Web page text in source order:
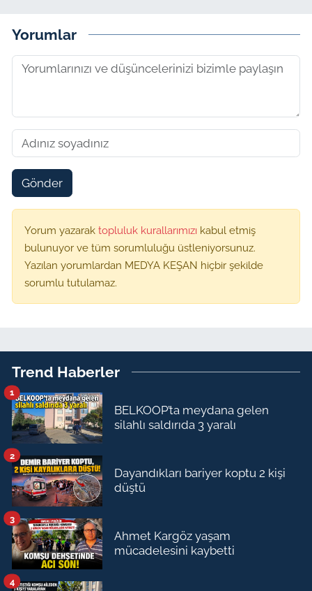
Yorumlar
Gönder
Yorum yazarak topluluk kurallarımızı kabul etmiş
bulunuyor ve tüm sorumluluğu üstleniyorsunuz.
Yazılan yorumlardan MEDYA KEŞAN hiçbir şekilde
sorumlu tutulamaz.
Trend Haberler
BELKOOP’ta meydana gelen
silahlı saldırıda 3 yaralı
1
Dayandıkları bariyer koptu 2 kişi
düştü
2
Ahmet Kargöz yaşam
mücadelesini kaybetti
3
4